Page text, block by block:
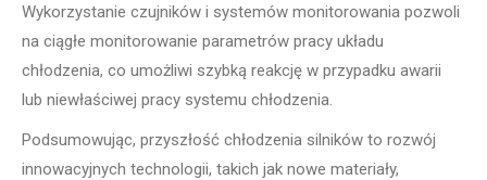
Wykorzystanie czujników i systemów monitorowania pozwoli
na ciągłe monitorowanie parametrów pracy układu
chłodzenia, co umożliwi szybką reakcję w przypadku awarii
lub niewłaściwej pracy systemu chłodzenia.
Podsumowując, przyszłość chłodzenia silników to rozwój
innowacyjnych technologii, takich jak nowe materiały,